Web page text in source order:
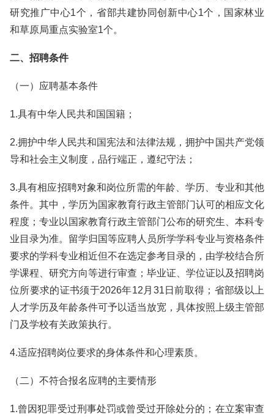
研究推广中心1个，省部共建协同创新中心1个，国家林业
和草原局重点实验室1个。
二、招聘条件
（一）应聘基本条件
1.具有中华人民共和国国籍；
2.拥护中华人民共和国宪法和法律法规，拥护中国共产党领
导和社会主义制度，品行端正，遵纪守法；
3.具有相应招聘对象和岗位所需的年龄、学历、专业和其他
条件。其中，学历为国家教育行政主管部门认可的相应文化
程度；专业以国家教育行政主管部门公布的研究生、本科专
业目录为准。留学归国等应聘人员所学学科专业与资格条件
要求的学科专业相近但不在选定参考目录的，由学校结合所
学课程、研究方向等进行审查；毕业证、学位证以及招聘岗
位所要求的证书须于2026年12月31日前取得；省部级以上
人才学历及年龄条件可予以适当放宽，具体按照上级主管部
门及学校有关政策执行。
4.适应招聘岗位要求的身体条件和心理素质。
（二）不符合报名应聘的主要情形
1.曾因犯罪受过刑事处罚或曾受过开除处分的；在立案审查